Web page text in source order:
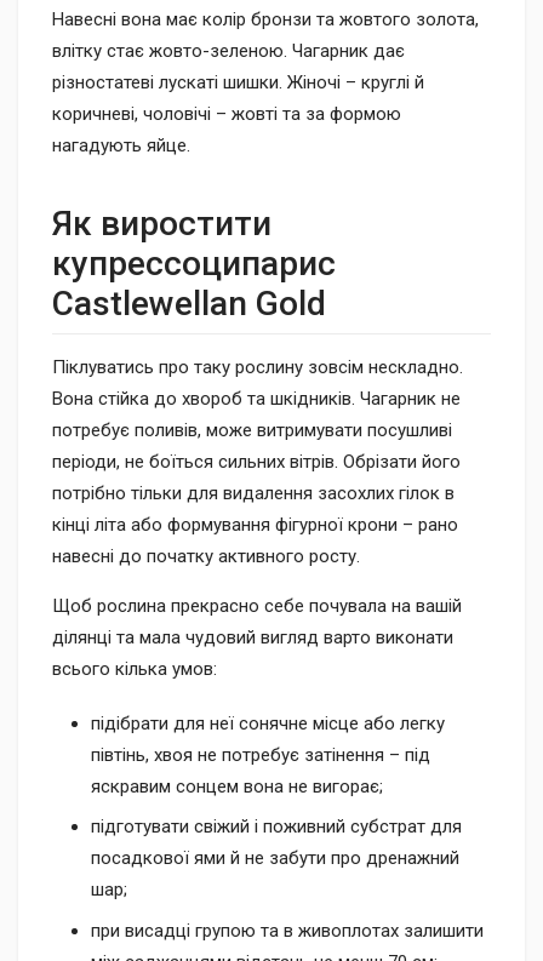
Навесні вона має колір бронзи та жовтого золота,
влітку стає жовто-зеленою. Чагарник дає
різностатеві лускаті шишки. Жіночі – круглі й
коричневі, чоловічі – жовті та за формою
нагадують яйце.
Як виростити
купрессоципарис
Castlewellan Gold
Піклуватись про таку рослину зовсім нескладно.
Вона стійка до хвороб та шкідників. Чагарник не
потребує поливів, може витримувати посушливі
періоди, не боїться сильних вітрів. Обрізати його
потрібно тільки для видалення засохлих гілок в
кінці літа або формування фігурної крони – рано
навесні до початку активного росту.
Щоб рослина прекрасно себе почувала на вашій
ділянці та мала чудовий вигляд варто виконати
всього кілька умов:
підібрати для неї сонячне місце або легку
півтінь, хвоя не потребує затінення – під
яскравим сонцем вона не вигорає;
підготувати свіжий і поживний субстрат для
посадкової ями й не забути про дренажний
шар;
при висадці групою та в живоплотах залишити